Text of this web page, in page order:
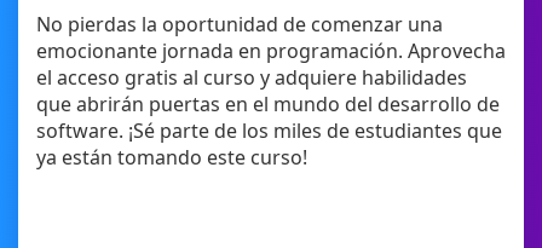
No pierdas la oportunidad de comenzar una
emocionante jornada en programación. Aprovecha
el acceso gratis al curso y adquiere habilidades
que abrirán puertas en el mundo del desarrollo de
software. ¡Sé parte de los miles de estudiantes que
ya están tomando este curso!